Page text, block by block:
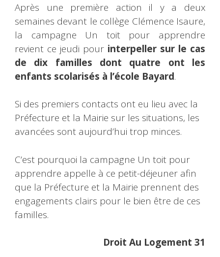
Après une première action il y a deux
semaines devant le collège Clémence Isaure,
la campagne Un toit pour apprendre
revient ce jeudi pour interpeller sur le cas
de dix familles dont quatre ont les
enfants scolarisés à l’école Bayard.
Si des premiers contacts ont eu lieu avec la
Préfecture et la Mairie sur les situations, les
avancées sont aujourd’hui trop minces.
C’est pourquoi la campagne Un toit pour
apprendre appelle à ce petit-déjeuner afin
que la Préfecture et la Mairie prennent des
engagements clairs pour le bien être de ces
familles.
Droit Au Logement 31